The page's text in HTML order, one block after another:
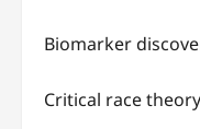
Biomarker
Critical race